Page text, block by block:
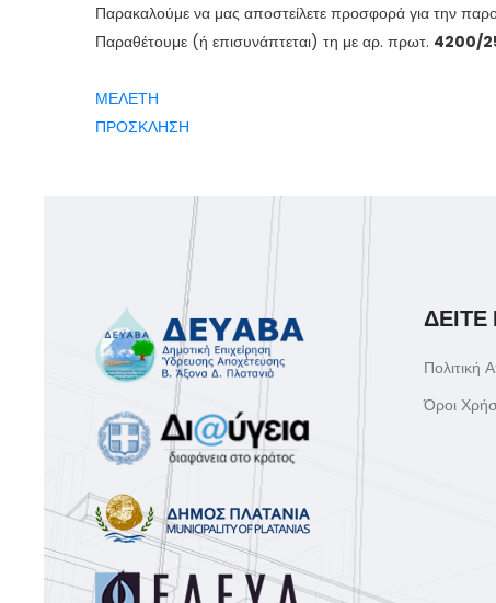
Παρακαλούμε να μας αποστείλετε προσφορά για την
Παραθέτουμε (ή επισυνάπτεται) τη με αρ. πρωτ. 4200/
ΜΕΛΕΤΗ
ΠΡΟΣΚΛΗΣΗ
ΔΕΙΤΕ
Πολιτική
Όροι